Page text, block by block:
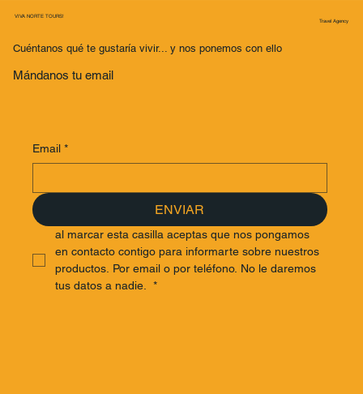
Building: ¡Vistas épicas y secretos
VIVA NORTE TOURS!
Travel Agency
Mándanos tu email
Cuéntanos qué te gustaría vivir... y nos ponemos con ello
Email *
ENVIAR
al marcar esta casilla aceptas que nos pongamos
en contacto contigo para informarte sobre nuestros
productos. Por email o por teléfono. No le daremos
tus datos a nadie.
*